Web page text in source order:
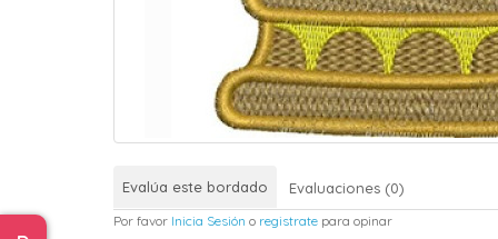
Evalúa este bordado Evaluaciones (0)
Por favor Inicia Sesión o registrate para opinar